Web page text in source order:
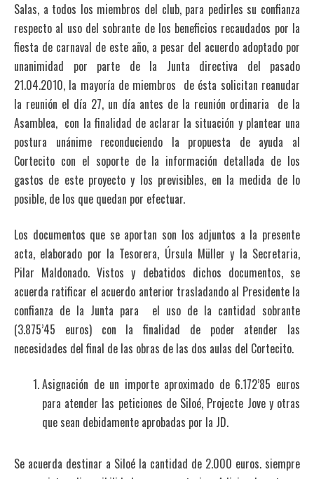
Salas, a todos los miembros del club, para pedirles su confianza
respecto al uso del sobrante de los beneficios recaudados por la
fiesta de carnaval de este año, a pesar del acuerdo adoptado por
unanimidad por parte de la Junta directiva del pasado
21.04.2010, la mayoría de miembros de ésta solicitan reanudar
la reunión el día 27, un día antes de la reunión ordinaria de la
Asamblea, con la finalidad de aclarar la situación y plantear una
postura unánime reconduciendo la propuesta de ayuda al
Cortecito con el soporte de la información detallada de los
gastos de este proyecto y los previsibles, en la medida de lo
posible, de los que quedan por efectuar.
Los documentos que se aportan son los adjuntos a la presente
acta, elaborado por la Tesorera, Úrsula Müller y la Secretaria,
Pilar Maldonado. Vistos y debatidos dichos documentos, se
acuerda ratificar el acuerdo anterior trasladando al Presidente la
confianza de la Junta para el uso de la cantidad sobrante
(3.875’45 euros) con la finalidad de poder atender las
necesidades del final de las obras de las dos aulas del Cortecito.
Asignación de un importe aproximado de 6.172’85 euros
para atender las peticiones de Siloé, Projecte Jove y otras
que sean debidamente aprobadas por la JD.
Se acuerda destinar a Siloé la cantidad de 2.000 euros. siempre